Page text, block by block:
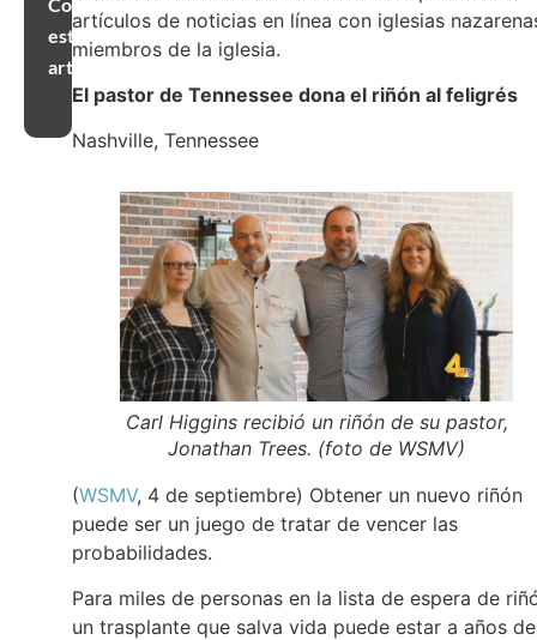
este
artículo
artículos de noticias en línea con iglesias
miembros de la iglesia.
El pastor de Tennessee dona el riñón al feligrés
Nashville, Tennessee
Carl Higgins recibió un riñón de su pastor,
Jonathan Trees. (foto de WSMV)
(WSMV, 4 de septiembre) Obtener un nuevo riñón
puede ser un juego de tratar de vencer las
probabilidades.
Para miles de personas en la lista de espera de
un trasplante que salva vida puede estar a años de